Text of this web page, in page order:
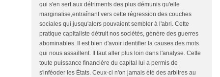
qui s'en sert aux détriments des plus démunis qu'elle
marginalise,entraînant vers cette régression des couches
sociales qui jusqu'alors pouvaient sembler à l'abri. Cette
pratique capitaliste détruit nos sociétés, génère des guerres
abominables. Il est bien d'avoir identifier la causes des mots
qui nous assaillent. Il faut aller plus loin dans l'analyse. Cette
toute puissance financière du capital lui a permis de
s'inféoder les États. Ceux-ci n'on jamais été des arbitres au